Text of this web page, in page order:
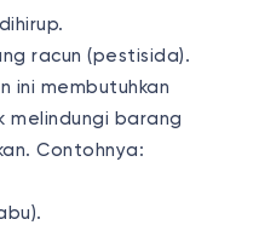
racun (pestisida).
ini membutuhkan
melindungi barang
Contohnya: